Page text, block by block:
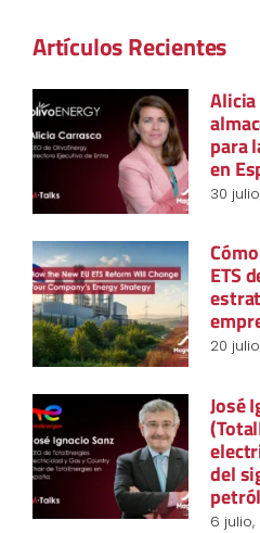
Artículos Recientes
Alicia
para
en
30
ETS
20
José
del
6 julio,